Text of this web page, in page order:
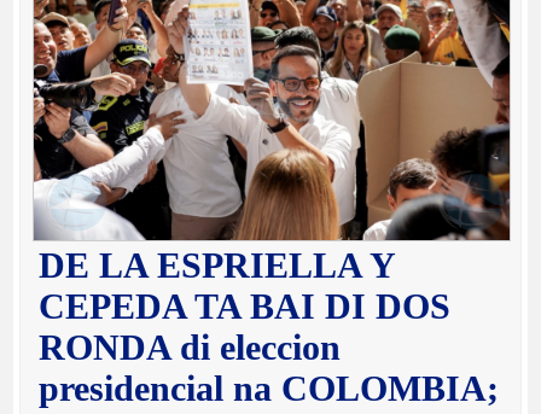
DE LA ESPRIELLA Y
CEPEDA TA BAI DI DOS
RONDA di eleccion
presidencial na COLOMBIA;